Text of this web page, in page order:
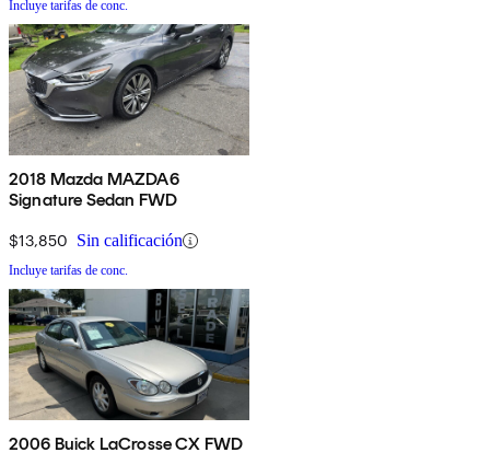
Incluye tarifas de conc.
2018 Mazda MAZDA6
Signature Sedan FWD
$13,850 Sin calificación
Incluye tarifas de conc.
2006 Buick LaCrosse CX FWD